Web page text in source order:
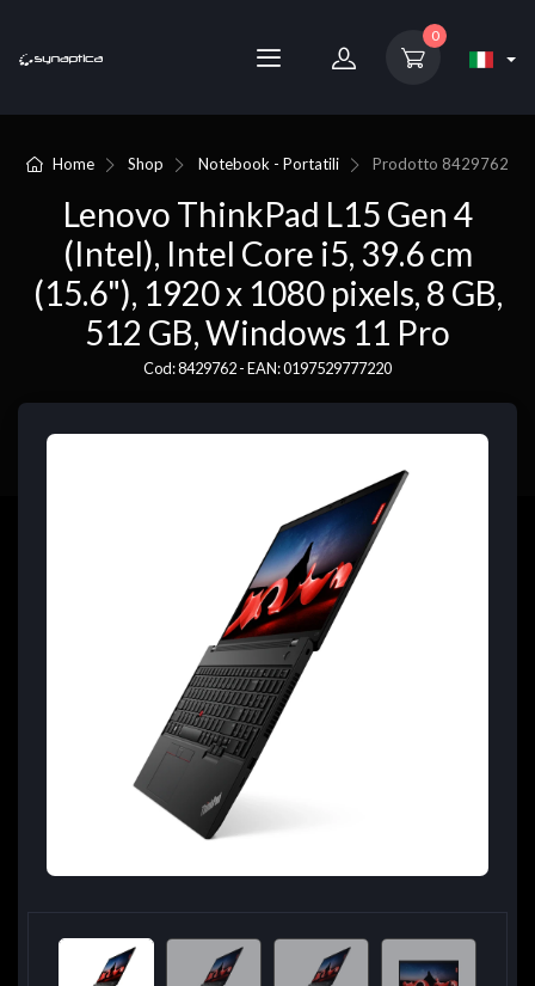
0
Home Shop Notebook - Portatili Prodotto 8429762
Lenovo ThinkPad L15 Gen 4
(Intel), Intel Core i5, 39.6 cm
(15.6"), 1920 x 1080 pixels, 8 GB,
512 GB, Windows 11 Pro
Cod: 8429762 - EAN: 0197529777220